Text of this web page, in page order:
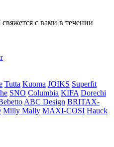
с вами в течении
Tutta Kuoma JOIKS Superfit
SNO Columbia KIFA Dorechi
ABC Design BRITAX-
Milly Mally MAXI-COSI Hauck